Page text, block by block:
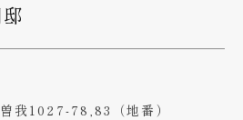
我1027-78,83（地番）